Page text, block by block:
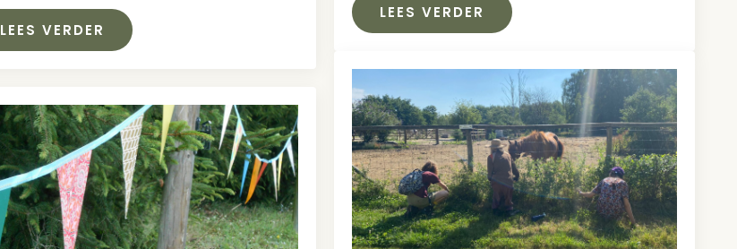
LEES VERDER
LEES VERDER